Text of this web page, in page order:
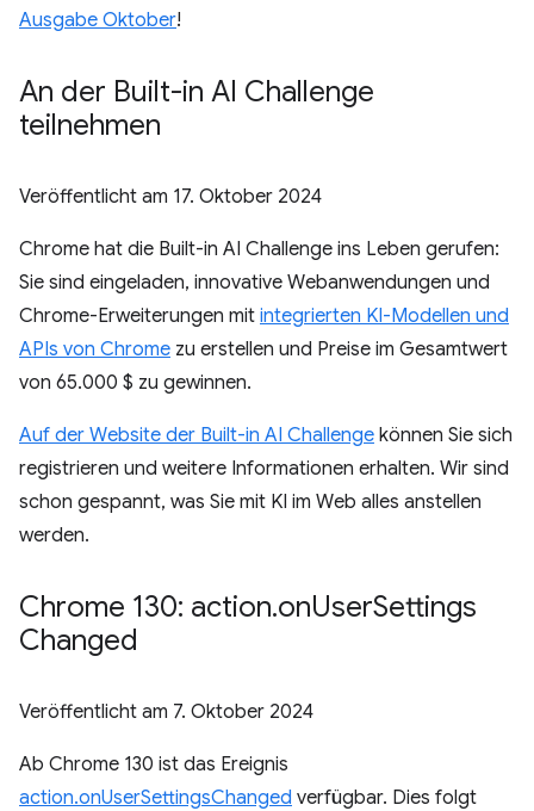
Ausgabe Oktober!
An der Built-in AI Challenge
teilnehmen
Veröffentlicht am 17. Oktober 2024
Chrome hat die Built-in AI Challenge ins Leben gerufen:
Sie sind eingeladen, innovative Webanwendungen und
Chrome-Erweiterungen mit integrierten KI-Modellen und
APIs von Chrome zu erstellen und Preise im Gesamtwert
von 65.000 $ zu gewinnen.
Auf der Website der Built-in AI Challenge können Sie sich
registrieren und weitere Informationen erhalten. Wir sind
schon gespannt, was Sie mit KI im Web alles anstellen
werden.
Chrome 130: action.onUserSettings
Changed
Veröffentlicht am 7. Oktober 2024
Ab Chrome 130 ist das Ereignis
action.onUserSettingsChanged verfügbar. Dies folgt